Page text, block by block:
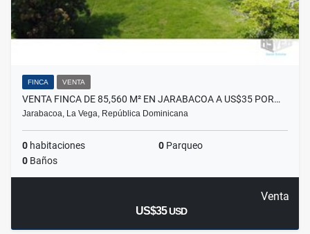
FINCA VENTA
VENTA FINCA DE 85,560 M² EN JARABACOA A US$35 POR…
Jarabacoa, La Vega, República Dominicana
0 habitaciones 0 Parqueo
0 Baños
Venta
US$35USD